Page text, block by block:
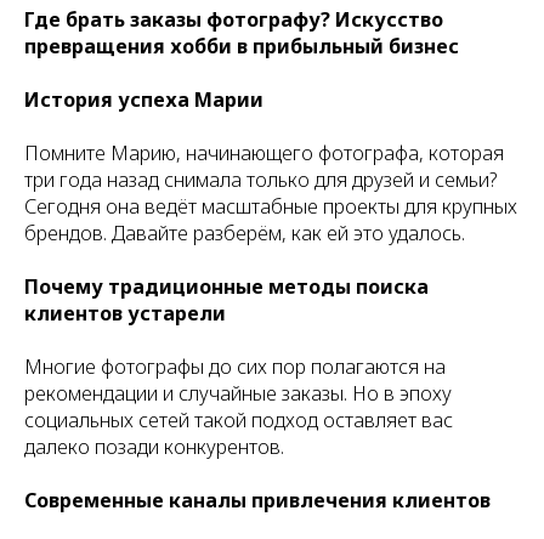
Где брать заказы фотографу? Искусство
превращения хобби в прибыльный бизнес
История успеха Марии
Помните Марию, начинающего фотографа, которая
три года назад снимала только для друзей и семьи?
Сегодня она ведёт масштабные проекты для крупных
брендов. Давайте разберём, как ей это удалось.
Почему традиционные методы поиска
клиентов устарели
Многие фотографы до сих пор полагаются на
рекомендации и случайные заказы. Но в эпоху
социальных сетей такой подход оставляет вас
далеко позади конкурентов.
Современные каналы привлечения клиентов